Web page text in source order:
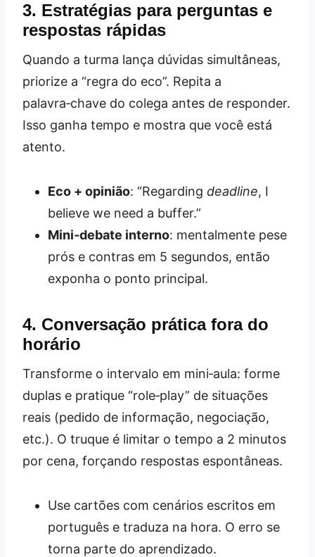
3. Estratégias para perguntas e
respostas rápidas
Quando a turma lança dúvidas simultâneas,
priorize a “regra do eco”. Repita a
palavra‑chave do colega antes de responder.
Isso ganha tempo e mostra que você está
atento.
Eco + opinião: “Regarding deadline, I
believe we need a buffer.”
Mini‑debate interno: mentalmente pese
prós e contras em 5 segundos, então
exponha o ponto principal.
4. Conversação prática fora do
horário
Transforme o intervalo em mini‑aula: forme
duplas e pratique “role‑play” de situações
reais (pedido de informação, negociação,
etc.). O truque é limitar o tempo a 2 minutos
por cena, forçando respostas espontâneas.
Use cartões com cenários escritos em
português e traduza na hora. O erro se
torna parte do aprendizado.